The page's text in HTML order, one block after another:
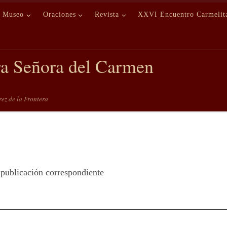
Museo Oraciones Revista XXVI Encuentro
Señora del Carmen
de la Frontera
correspondiente